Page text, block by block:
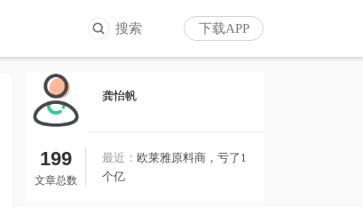
下载APP
搜索
龚怡帆
199
文章总数
最近： 欧莱雅原料商，亏了1
个亿